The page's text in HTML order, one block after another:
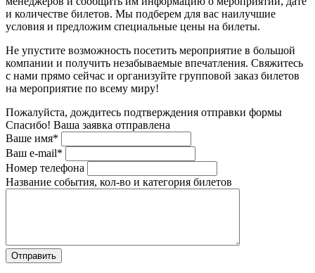
и количестве билетов. Мы подберем для вас наилучшие
условия и предложим специальные цены на билеты.
Не упустите возможность посетить мероприятие в большой
компании и получить незабываемые впечатления. Свяжитесь
с нами прямо сейчас и организуйте групповой заказ билетов
на мероприятие по всему миру!
Пожалуйста, дождитесь подтверждения отправки формы
Спасибо! Ваша заявка отправлена
Ваше имя*
Ваш e-mail*
Номер телефона
Название события, кол-во и категория билетов